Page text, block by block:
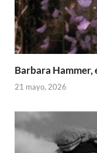
Barbara Hammer,
21 mayo, 2026